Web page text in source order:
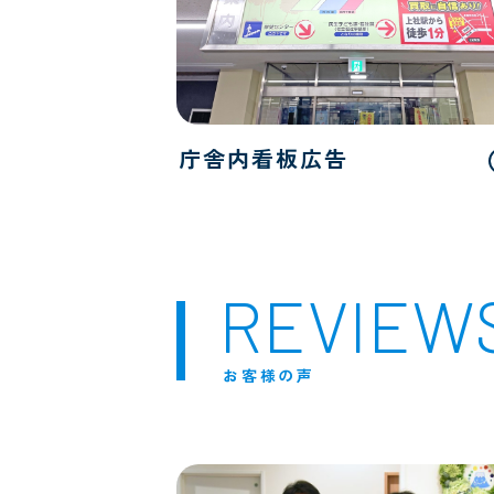
庁舎内看板広告
お客様の声